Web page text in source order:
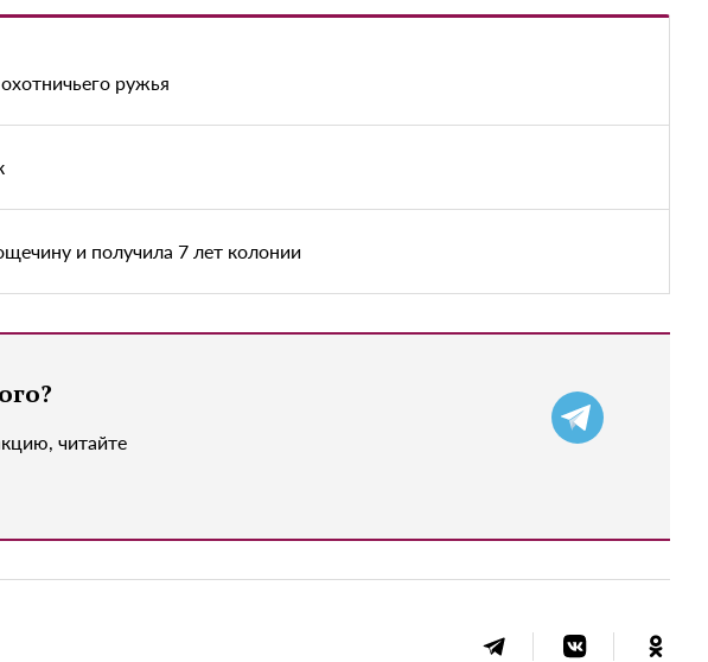
ружья
и получила 7 лет колонии
читайте